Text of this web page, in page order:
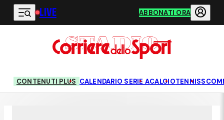
Vai al contenuto principale
LIVE ABBONATI ORA
CONTENUTI PLUS CALENDARIO SERIE ACALCIOTENNIS